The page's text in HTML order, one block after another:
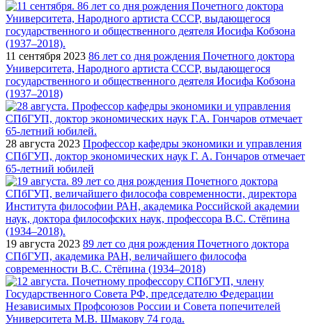
11 сентября 2023 86 лет со дня рождения Почетного доктора
Университета, Народного артиста СССР, выдающегося
государственного и общественного деятеля Иосифа Кобзона
(1937–2018)
28 августа 2023 Профессор кафедры экономики и управления
СПбГУП, доктор экономических наук Г. А. Гончаров отмечает
65-летний юбилей
19 августа 2023 89 лет со дня рождения Почетного доктора
СПбГУП, академика РАН, величайшего философа
современности В.С. Стёпина (1934–2018)